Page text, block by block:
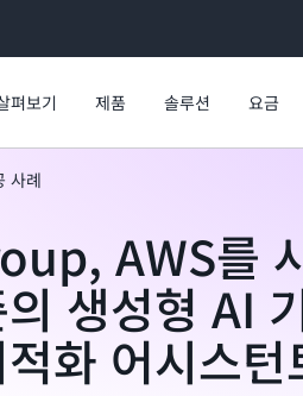
펴보기 제품 솔루션 요금
사례
AWS를
생성형 AI
화 어시스턴